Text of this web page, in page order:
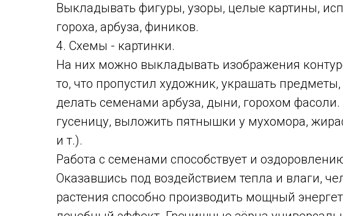
Выкладывать фигуры, узоры, целые картины,
гороха, арбуза, фиников.
4. Схемы - картинки.
На них можно выкладывать изображения
то, что пропустил художник, украшать
делать семенами арбуза, дыни, горохом
гусеницу, выложить пятнышки у мухомора,
и т.).
Работа с семенами способствует и
Оказавшись под воздействием тепла и влаги,
растения способно производить мощный